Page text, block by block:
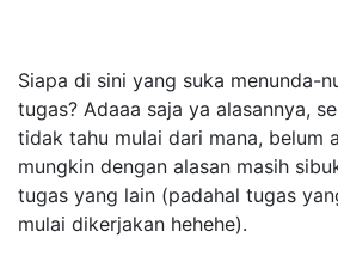
Siapa di sini yang suka menunda-
tugas? Adaaa saja ya alasannya,
tidak tahu mulai dari mana, belum
mungkin dengan alasan masih
tugas yang lain (padahal tugas
mulai dikerjakan hehehe).